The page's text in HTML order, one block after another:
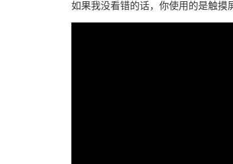
如果我没看错的话，你使用的是触摸